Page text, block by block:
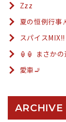
Zzz
夏の恒例行事
スパイスMIX!!
🏮🏮 まさか
愛車🚬
ARCHIVE